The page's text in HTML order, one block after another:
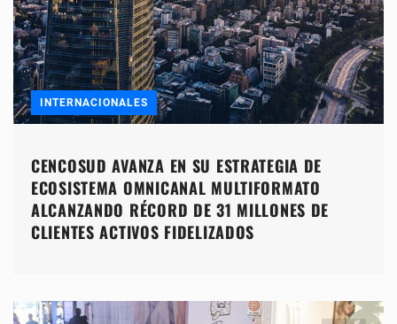
INTERNACIONALES
CENCOSUD AVANZA EN SU ESTRATEGIA DE
ECOSISTEMA OMNICANAL MULTIFORMATO
ALCANZANDO RÉCORD DE 31 MILLONES DE
CLIENTES ACTIVOS FIDELIZADOS